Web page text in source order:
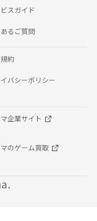
スガイド
るご質問
約
バシーポリシー
企業サイト
のゲーム買取